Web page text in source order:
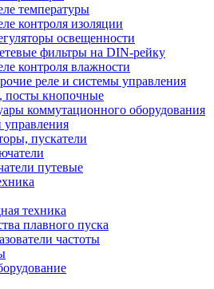
температуры
контроля изоляции
освещенности
фильтры на DIN-рейку
контроля влажности
реле и системы управления
посты кнопочные
коммутационного оборудования
пускатели
путевые
техника
плавного пуска
частоты